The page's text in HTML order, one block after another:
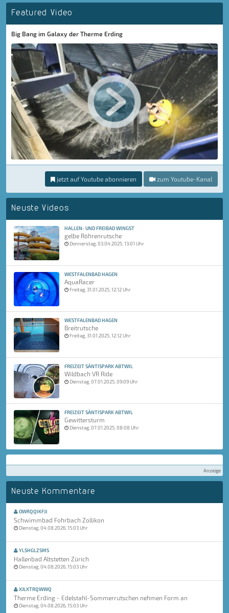
Featured Video
Big Bang im Galaxy der Therme Erding
jetzt auf Youtube abonnieren zum Youtube-Kanal
Neuste Videos
HALLEN- UND FREIBAD WINGST
gelbe Röhrenrutsche
Donnerstag, 03.04.2025, 13:01 Uhr
WESTFALENBAD HAGEN
AquaRacer
Freitag, 31.01.2025, 12:12 Uhr
WESTFALENBAD HAGEN
Breitrutsche
Freitag, 31.01.2025, 12:12 Uhr
FREIZEIT SÄNTISPARK ABTWIL
Wildbach VR Ride
Dienstag, 07.01.2025, 09:09 Uhr
FREIZEIT SÄNTISPARK ABTWIL
Gewittersturm
Dienstag, 07.01.2025, 08:08 Uhr
Anzeige
Neuste Kommentare
OWRQQIKFJJ
Schwimmbad Fohrbach Zollikon
Dienstag, 04.08.2026, 15:03 Uhr
YLSHGLZSMS
Hallenbad Altstetten Zürich
Dienstag, 04.08.2026, 15:03 Uhr
XJLXTRQWWQ
Therme Erding - Edelstahl-Sommerrutschen nehmen Form an
Dienstag, 04.08.2026, 15:03 Uhr